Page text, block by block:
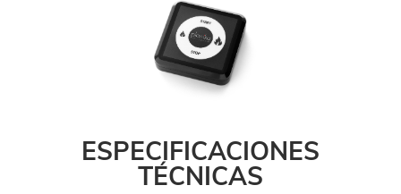
ESPECIFICACIONES
TÉCNICAS